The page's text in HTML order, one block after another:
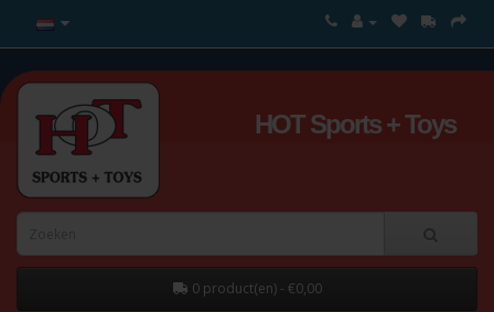
HOT Sports + Toys
0 product(en) - €0,00